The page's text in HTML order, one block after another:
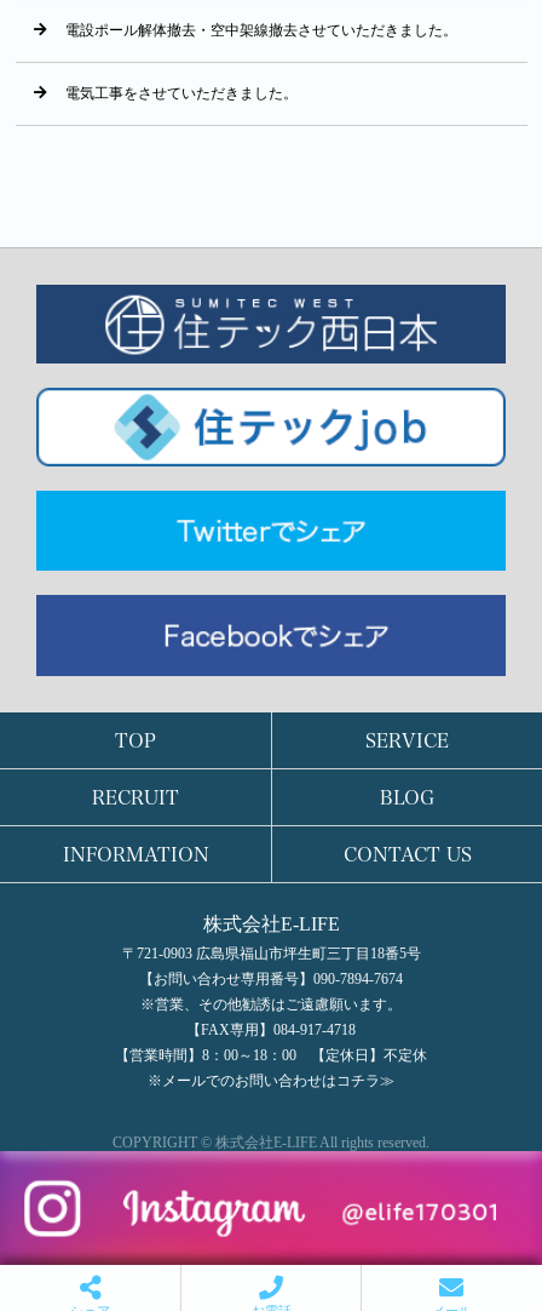
電設ポール解体撤去・空中架線撤去させていただきました。
電気工事をさせていただきました。
TOP SERVICE
RECRUIT BLOG
INFORMATION CONTACT US
株式会社E-LIFE
〒721-0903 広島県福山市坪生町三丁目18番5号
【お問い合わせ専用番号】090-7894-7674
※営業、その他勧誘はご遠慮願います。
【FAX専用】084-917-4718
【営業時間】8：00～18：00 【定休日】不定休
※メールでのお問い合わせはコチラ≫
COPYRIGHT © 株式会社E-LIFE All rights reserved.